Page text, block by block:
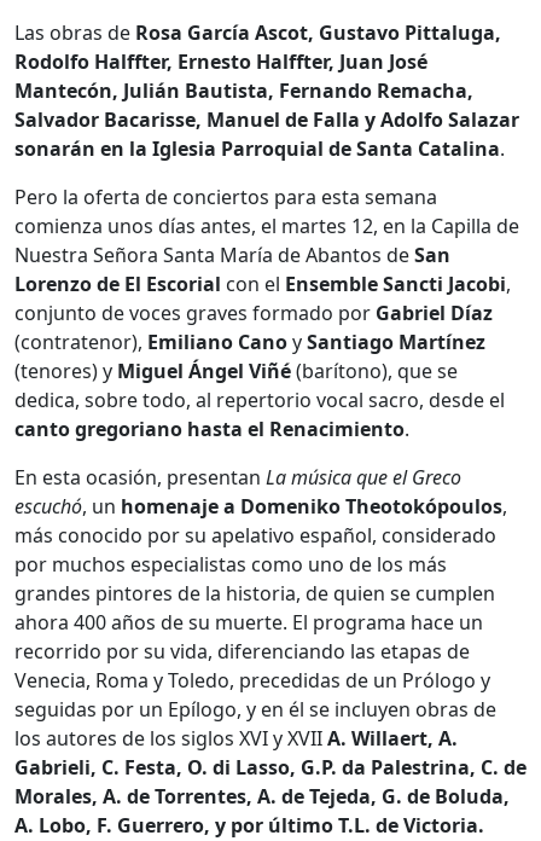
Las obras de Rosa García Ascot, Gustavo Pittaluga,
Rodolfo Halffter, Ernesto Halffter, Juan José
Mantecón, Julián Bautista, Fernando Remacha,
Salvador Bacarisse, Manuel de Falla y Adolfo Salazar
sonarán en la Iglesia Parroquial de Santa Catalina.
Pero la oferta de conciertos para esta semana
comienza unos días antes, el martes 12, en la Capilla de
Nuestra Señora Santa María de Abantos deSan
Lorenzo de El Escorial con el Ensemble Sancti Jacobi,
conjunto de voces graves formado por Gabriel Díaz
(contratenor), Emiliano CanoySantiago Martínez
(tenores) y Miguel Ángel Viñé(barítono), que se
dedica, sobre todo, al repertorio vocal sacro, desde el
canto gregoriano hasta el Renacimiento.
En esta ocasión, presentan La música que el Greco
escuchó, un homenaje a Domeniko Theotokópoulos,
más conocido por su apelativo español, considerado
por muchos especialistas como uno de los más
grandes pintores de la historia, de quien se cumplen
ahora 400 años de su muerte. El programa hace un
recorrido por su vida, diferenciando las etapas de
Venecia, Roma y Toledo, precedidas de un Prólogo y
seguidas por un Epílogo, y en él se incluyen obras de
los autores de los siglos XVI y XVIIA. Willaert, A.
Gabrieli, C. Festa, O. di Lasso, G.P. da Palestrina, C. de
Morales, A. de Torrentes, A. de Tejeda, G. de Boluda,
A. Lobo, F. Guerrero, y por último T.L. de Victoria.